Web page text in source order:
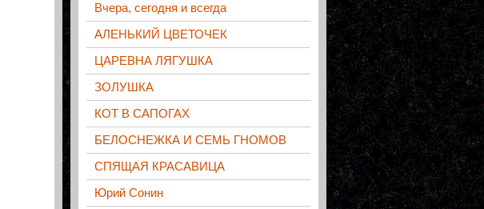
Вчера, сегодня и всегда
АЛЕНЬКИЙ ЦВЕТОЧЕК
ЦАРЕВНА ЛЯГУШКА
ЗОЛУШКА
КОТ В САПОГАХ
БЕЛОСНЕЖКА И СЕМЬ ГНОМОВ
СПЯЩАЯ КРАСАВИЦА
Юрий Сонин